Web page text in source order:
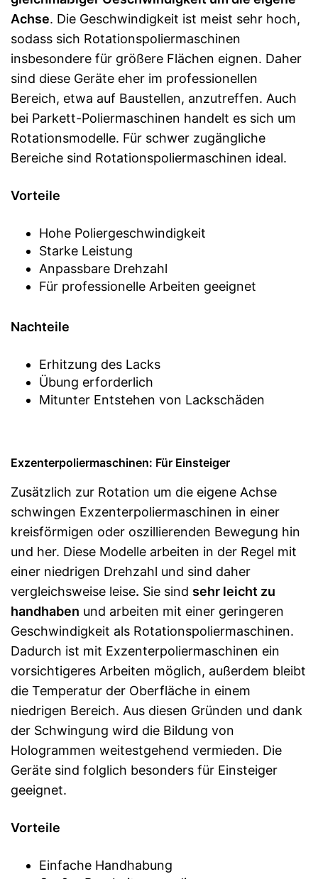
Achse. Die Geschwindigkeit ist meist sehr hoch,
sodass sich Rotationspoliermaschinen
insbesondere für größere Flächen eignen. Daher
sind diese Geräte eher im professionellen
Bereich, etwa auf Baustellen, anzutreffen. Auch
bei Parkett-Poliermaschinen handelt es sich um
Rotationsmodelle. Für schwer zugängliche
Bereiche sind Rotationspoliermaschinen ideal.
Vorteile
Hohe Poliergeschwindigkeit
Starke Leistung
Anpassbare Drehzahl
Für professionelle Arbeiten geeignet
Nachteile
Erhitzung des Lacks
Übung erforderlich
Mitunter Entstehen von Lackschäden
Exzenterpoliermaschinen: Für Einsteiger
Zusätzlich zur Rotation um die eigene Achse
schwingen Exzenterpoliermaschinen in einer
kreisförmigen oder oszillierenden Bewegung hin
und her. Diese Modelle arbeiten in der Regel mit
einer niedrigen Drehzahl und sind daher
vergleichsweise leise. Sie sind sehr leicht zu
handhaben und arbeiten mit einer geringeren
Geschwindigkeit als Rotationspoliermaschinen.
Dadurch ist mit Exzenterpoliermaschinen ein
vorsichtigeres Arbeiten möglich, außerdem bleibt
die Temperatur der Oberfläche in einem
niedrigen Bereich. Aus diesen Gründen und dank
der Schwingung wird die Bildung von
Hologrammen weitestgehend vermieden. Die
Geräte sind folglich besonders für Einsteiger
geeignet.
Vorteile
Einfache Handhabung